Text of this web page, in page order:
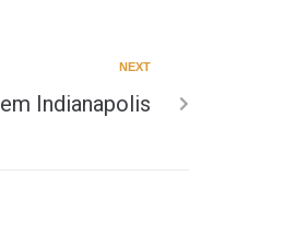
NEXT
Indianapolis